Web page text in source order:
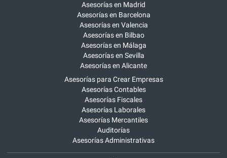
Asesorías en Madrid
Asesorías en Barcelona
Asesorías en Valencia
Asesorías en Bilbao
Asesorías en Málaga
Asesorías en Sevilla
Asesorías en Alicante
Asesorías para Crear Empresas
Asesorías Contables
Asesorías Fiscales
Asesorías Laborales
Asesorías Mercantiles
Auditorías
Asesorías Administrativas